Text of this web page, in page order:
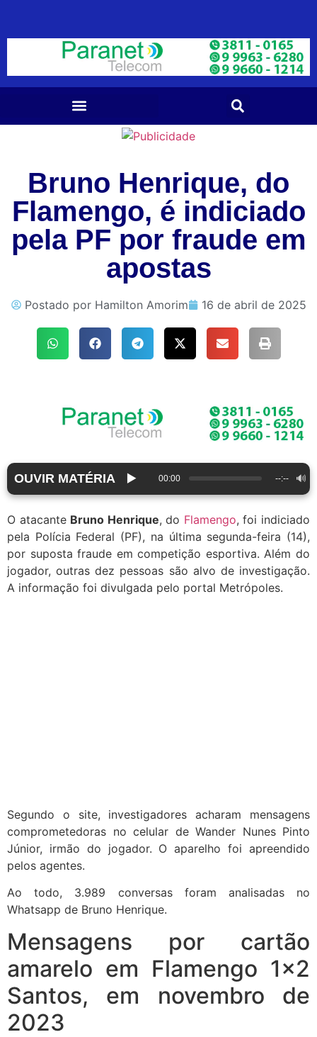
Bruno Henrique, do
Flamengo, é indiciado
pela PF por fraude em
apostas
Postado por Hamilton Amorim 16 de abril de 2025
OUVIR MATÉRIA ▶️ 00:00 --:-- 🔊
O atacante Bruno Henrique, do Flamengo, foi indiciado
pela Polícia Federal (PF), na última segunda-feira (14),
por suposta fraude em competição esportiva. Além do
jogador, outras dez pessoas são alvo de investigação.
A informação foi divulgada pelo portal Metrópoles.
Segundo o site, investigadores acharam mensagens
comprometedoras no celular de Wander Nunes Pinto
Júnior, irmão do jogador. O aparelho foi apreendido
pelos agentes.
Ao todo, 3.989 conversas foram analisadas no
Whatsapp de Bruno Henrique.
Mensagens por cartão
amarelo em Flamengo 1×2
Santos, em novembro de
2023